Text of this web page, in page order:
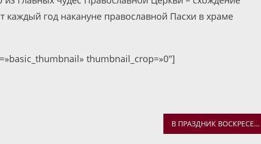
каждый год накануне православной Пасхи в храме
thumbnail_crop=»0″]
В ПРАЗДНИК ВОСКРЕСЕНИЯ ХРИСТОВА МИТРОПОЛИТ ВАДИМ СОВЕРШИЛ БОЖЕСТВЕННУЮ ЛИТУРГИЮ В УСПЕНСКОМ КАФЕДРАЛЬНОМ СОБОРЕ